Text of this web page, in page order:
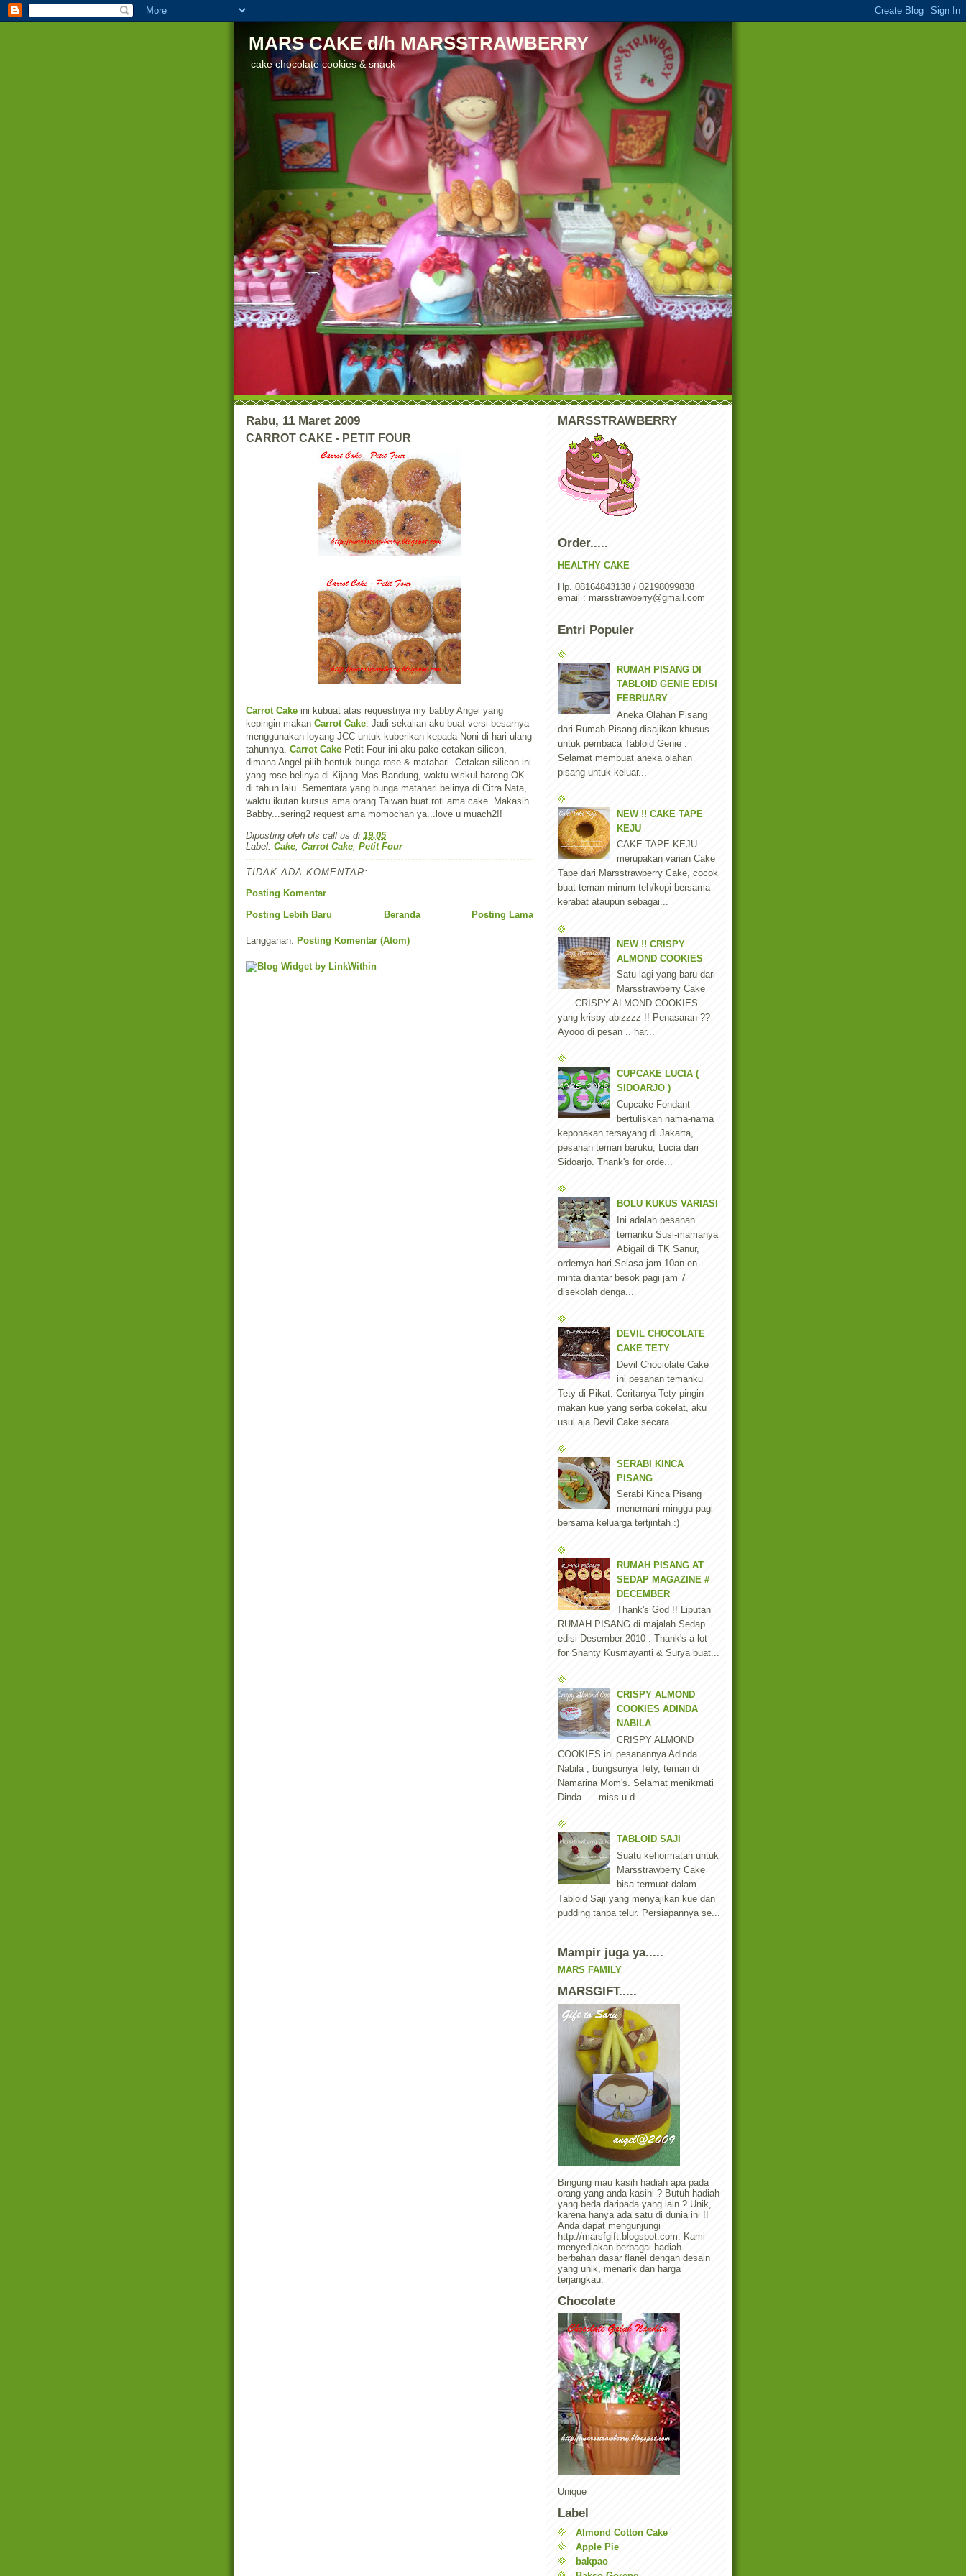
MARS CAKE d/h MARSSTRAWBERRY
cake chocolate cookies & snack
Rabu, 11 Maret 2009
CARROT CAKE - PETIT FOUR
Carrot Cake ini kubuat atas requestnya my babby Angel yang
kepingin makan Carrot Cake. Jadi sekalian aku buat versi besarnya
menggunakan loyang JCC untuk kuberikan kepada Noni di hari ulang
tahunnya. Carrot Cake Petit Four ini aku pake cetakan silicon,
dimana Angel pilih bentuk bunga rose & matahari. Cetakan silicon ini
yang rose belinya di Kijang Mas Bandung, waktu wiskul bareng OK
di tahun lalu. Sementara yang bunga matahari belinya di Citra Nata,
waktu ikutan kursus ama orang Taiwan buat roti ama cake. Makasih
Babby...sering2 request ama momochan ya...love u muach2!!
Diposting oleh pls call us di 19.05
Label: Cake, Carrot Cake, Petit Four
TIDAK ADA KOMENTAR:
Posting Komentar
Posting Lebih Baru
Posting Lama
Beranda
Langganan: Posting Komentar (Atom)
MARSSTRAWBERRY
Order.....
HEALTHY CAKE
Hp. 08164843138 / 02198099838
email : marsstrawberry@gmail.com
Entri Populer
RUMAH PISANG DI
TABLOID GENIE EDISI
FEBRUARY
Aneka Olahan Pisang
dari Rumah Pisang disajikan khusus
untuk pembaca Tabloid Genie .
Selamat membuat aneka olahan
pisang untuk keluar...
NEW !! CAKE TAPE
KEJU
CAKE TAPE KEJU
merupakan varian Cake
Tape dari Marsstrawberry Cake, cocok
buat teman minum teh/kopi bersama
kerabat ataupun sebagai...
NEW !! CRISPY
ALMOND COOKIES
Satu lagi yang baru dari
Marsstrawberry Cake
.... CRISPY ALMOND COOKIES
yang krispy abizzzz !! Penasaran ??
Ayooo di pesan .. har...
CUPCAKE LUCIA (
SIDOARJO )
Cupcake Fondant
bertuliskan nama-nama
keponakan tersayang di Jakarta,
pesanan teman baruku, Lucia dari
Sidoarjo. Thank's for orde...
BOLU KUKUS VARIASI
Ini adalah pesanan
temanku Susi-mamanya
Abigail di TK Sanur,
ordernya hari Selasa jam 10an en
minta diantar besok pagi jam 7
disekolah denga...
DEVIL CHOCOLATE
CAKE TETY
Devil Chociolate Cake
ini pesanan temanku
Tety di Pikat. Ceritanya Tety pingin
makan kue yang serba cokelat, aku
usul aja Devil Cake secara...
SERABI KINCA
PISANG
Serabi Kinca Pisang
menemani minggu pagi
bersama keluarga tertjintah :)
RUMAH PISANG AT
SEDAP MAGAZINE #
DECEMBER
Thank's God !! Liputan
RUMAH PISANG di majalah Sedap
edisi Desember 2010 . Thank's a lot
for Shanty Kusmayanti & Surya buat...
CRISPY ALMOND
COOKIES ADINDA
NABILA
CRISPY ALMOND
COOKIES ini pesanannya Adinda
Nabila , bungsunya Tety, teman di
Namarina Mom's. Selamat menikmati
Dinda .... miss u d...
TABLOID SAJI
Suatu kehormatan untuk
Marsstrawberry Cake
bisa termuat dalam
Tabloid Saji yang menyajikan kue dan
pudding tanpa telur. Persiapannya se...
Mampir juga ya.....
MARS FAMILY
MARSGIFT.....
Bingung mau kasih hadiah apa pada
orang yang anda kasihi ? Butuh hadiah
yang beda daripada yang lain ? Unik,
karena hanya ada satu di dunia ini !!
Anda dapat mengunjungi
http://marsfgift.blogspot.com. Kami
menyediakan berbagai hadiah
berbahan dasar flanel dengan desain
yang unik, menarik dan harga
terjangkau.
Chocolate
Unique
Label
Almond Cotton Cake
Apple Pie
bakpao